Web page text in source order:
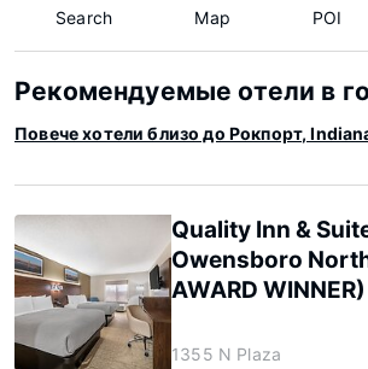
Search Map POI
Рекомендуемые отели в
Повече хотели близо до Рокпорт,
Quality Inn &
Owensboro
AWARD WINNER)
1355 N Plaza